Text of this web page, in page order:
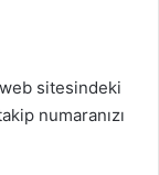
sitesindeki
numaranızı